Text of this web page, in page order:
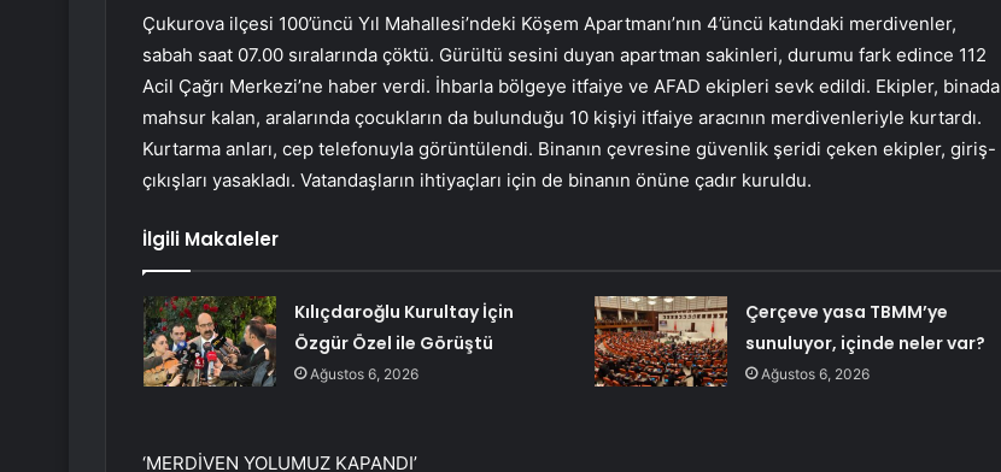
Çukurova ilçesi 100’üncü Yıl Mahallesi’ndeki Köşem Apartmanı’nın 4’üncü katındaki merdivenler,
sabah saat 07.00 sıralarında çöktü. Gürültü sesini duyan apartman sakinleri, durumu fark edince 112
Acil Çağrı Merkezi’ne haber verdi. İhbarla bölgeye itfaiye ve AFAD ekipleri sevk edildi. Ekipler, binada
mahsur kalan, aralarında çocukların da bulunduğu 10 kişiyi itfaiye aracının merdivenleriyle kurtardı.
Kurtarma anları, cep telefonuyla görüntülendi. Binanın çevresine güvenlik şeridi çeken ekipler, giriş-
çıkışları yasakladı. Vatandaşların ihtiyaçları için de binanın önüne çadır kuruldu.
İlgili Makaleler
Kılıçdaroğlu Kurultay İçin
Özgür Özel ile Görüştü
Ağustos 6, 2026
Çerçeve yasa TBMM’ye
sunuluyor, içinde neler var?
Ağustos 6, 2026
‘MERDİVEN YOLUMUZ KAPANDI’